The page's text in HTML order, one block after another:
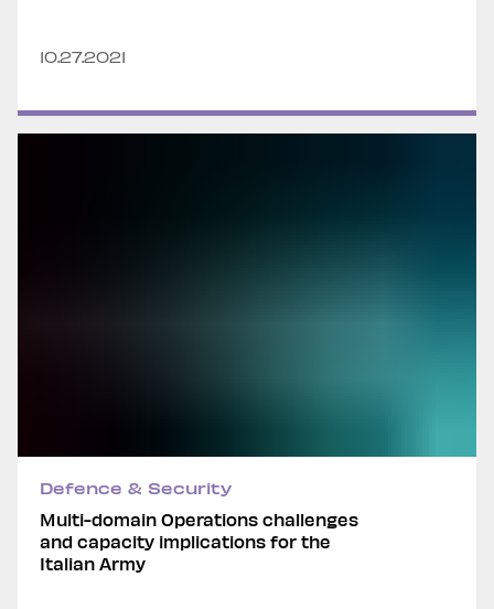
10.27.2021
Defence & Security
Multi-domain Operations challenges
and capacity implications for the
Italian Army